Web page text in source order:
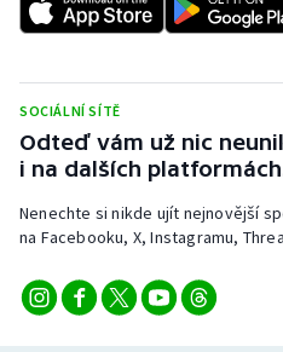
Ragby
Short track
Sportovní střelba
Stolní tenis
SOCIÁLNÍ SÍTĚ
Odteď vám už nic
i na dalších
Nenechte si nikde ujít nejnovější
na Facebooku, X, Instagramu,